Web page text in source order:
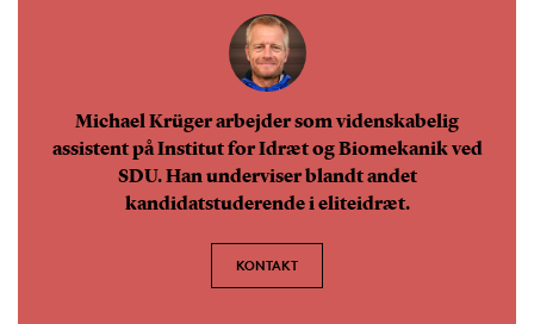
Michael Krüger arbejder som videnskabelig
assistent på Institut for Idræt og Biomekanik ved
SDU. Han underviser blandt andet
kandidatstuderende i eliteidræt.
KONTAKT